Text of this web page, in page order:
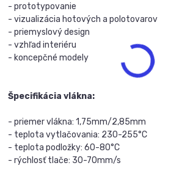
- prototypovanie
- vizualizácia hotových a polotovarov
- priemyslový design
- vzhľad interiéru
- koncepčné modely
Špecifikácia vlákna:
- priemer vlákna: 1,75mm/2,85mm
- teplota vytlačovania: 230-255°C
- teplota podložky: 60-80°C
- rýchlosť tlače: 30-70mm/s